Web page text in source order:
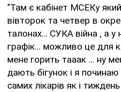
"Там є кабінет МСЕКу
вівторок та четвер в
талонах… СУКА війна , а у
графік… можливо це для
мене горить тааак … ну
дають бігунок і я
самих лікарів як і